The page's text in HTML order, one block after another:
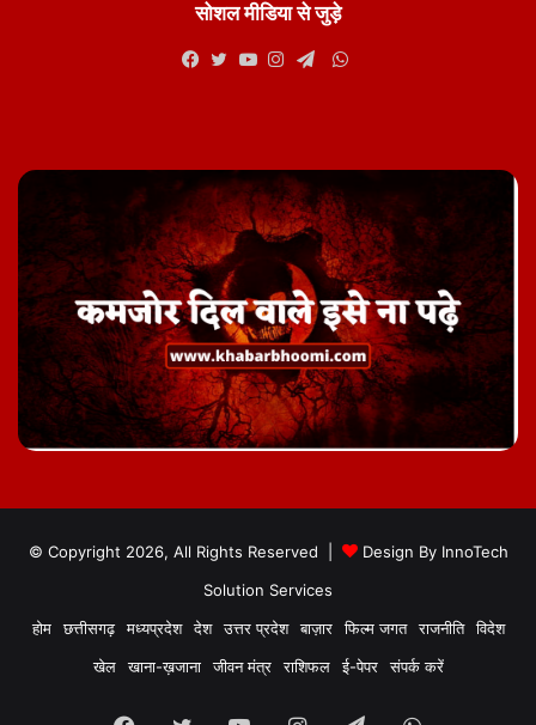
सोशल मीडिया से जुड़े
WhatsApp
© Copyright 2026, All Rights Reserved | Design By InnoTech
Solution Services
होम
छत्तीसगढ़ मध्यप्रदेश देश उत्तर प्रदेश बाज़ार फिल्म जगत राजनीति
विदेश
खेल
खाना-ख़जाना जीवन मंत्र राशिफल ई-पेपर संपर्क करें